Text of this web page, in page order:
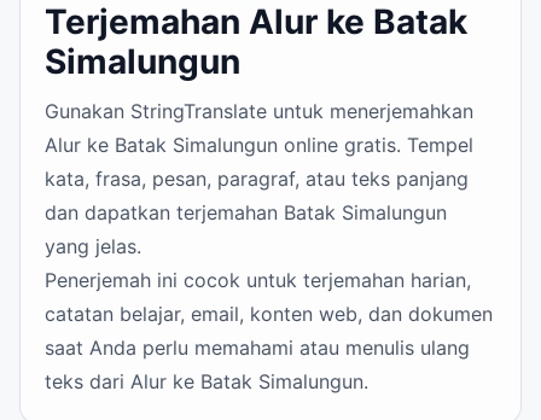
Terjemahan Alur ke Batak
Simalungun
Gunakan StringTranslate untuk menerjemahkan
Alur ke Batak Simalungun online gratis. Tempel
kata, frasa, pesan, paragraf, atau teks panjang
dan dapatkan terjemahan Batak Simalungun
yang jelas.
Penerjemah ini cocok untuk terjemahan harian,
catatan belajar, email, konten web, dan dokumen
saat Anda perlu memahami atau menulis ulang
teks dari Alur ke Batak Simalungun.